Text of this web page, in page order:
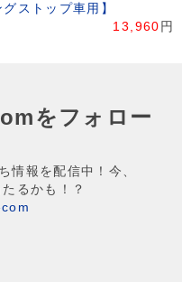
グストップ車用】
13,960 円
をフォロー
情報を配信中！今、
るかも！？